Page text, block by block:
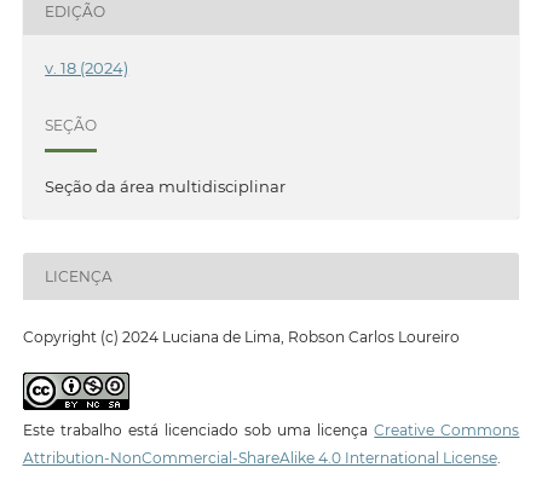
EDIÇÃO
v. 18 (2024)
SEÇÃO
Seção da área multidisciplinar
LICENÇA
Copyright (c) 2024 Luciana de Lima, Robson Carlos Loureiro
Este trabalho está licenciado sob uma licençaCreative Commons
Attribution-NonCommercial-ShareAlike 4.0 International License.